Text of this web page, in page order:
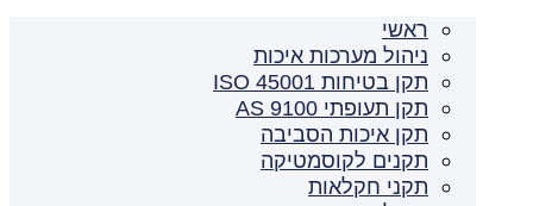
ראשי
ניהול מערכות איכות
תקן בטיחות ISO 45001
תקן תעופתי AS 9100
תקן איכות הסביבה
תקנים לקוסמטיקה
תקני חקלאות